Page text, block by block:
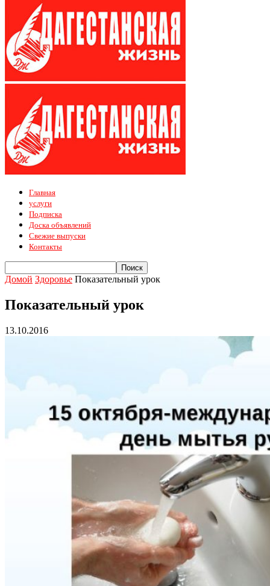
Главная
услуги
Подписка
Доска объявлений
Свежие выпуски
Контакты
Домой Здоровье Показательный урок
Показательный урок
13.10.2016